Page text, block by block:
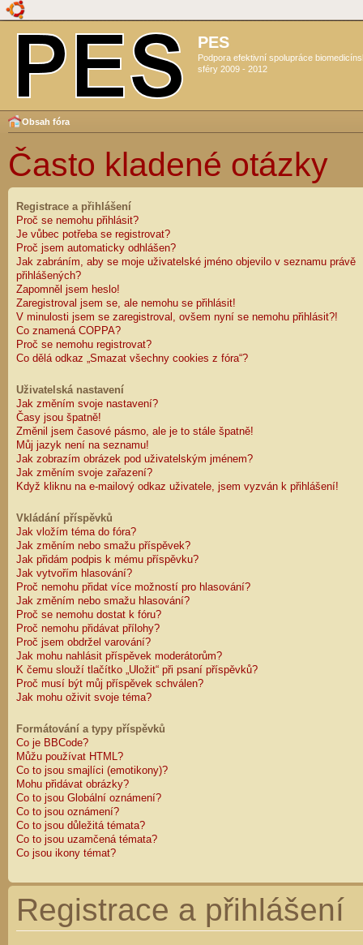
PES
Podpora efektivní spolupráce
sféry 2009 - 2012
Obsah fóra
Často kladené otázky
Registrace a přihlášení
Proč se nemohu přihlásit?
Je vůbec potřeba se registrovat?
Proč jsem automaticky odhlášen?
Jak zabráním, aby se moje uživatelské jméno objevilo v seznamu právě
přihlášených?
Zapomněl jsem heslo!
Zaregistroval jsem se, ale nemohu se přihlásit!
V minulosti jsem se zaregistroval, ovšem nyní se nemohu přihlásit?!
Co znamená COPPA?
Proč se nemohu registrovat?
Co dělá odkaz „Smazat všechny cookies z fóra“?
Uživatelská nastavení
Jak změním svoje nastavení?
Časy jsou špatně!
Změnil jsem časové pásmo, ale je to stále špatně!
Můj jazyk není na seznamu!
Jak zobrazím obrázek pod uživatelským jménem?
Jak změním svoje zařazení?
Když kliknu na e-mailový odkaz uživatele, jsem vyzván k přihlášení!
Vkládání příspěvků
Jak vložím téma do fóra?
Jak změním nebo smažu příspěvek?
Jak přidám podpis k mému příspěvku?
Jak vytvořím hlasování?
Proč nemohu přidat více možností pro hlasování?
Jak změním nebo smažu hlasování?
Proč se nemohu dostat k fóru?
Proč nemohu přidávat přílohy?
Proč jsem obdržel varování?
Jak mohu nahlásit příspěvek moderátorům?
K čemu slouží tlačítko „Uložit“ při psaní příspěvků?
Proč musí být můj příspěvek schválen?
Jak mohu oživit svoje téma?
Formátování a typy příspěvků
Co je BBCode?
Můžu používat HTML?
Co to jsou smajlíci (emotikony)?
Mohu přidávat obrázky?
Co to jsou Globální oznámení?
Co to jsou oznámení?
Co to jsou důležitá témata?
Co to jsou uzamčená témata?
Co jsou ikony témat?
Registrace a přihlášení